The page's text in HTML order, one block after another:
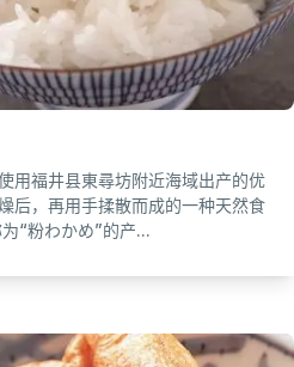
用福井县東尋坊附近海域出产的优
后，再用手揉散而成的一种天然食
“粉わかめ”的产...